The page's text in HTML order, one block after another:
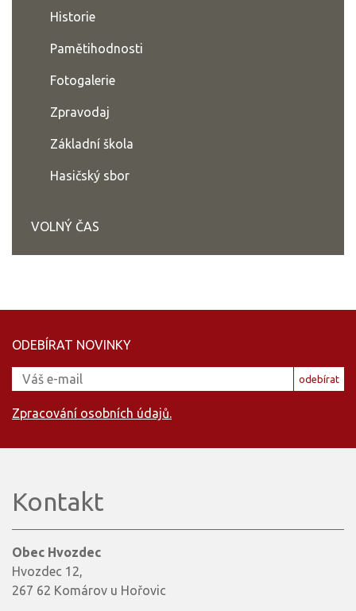
Historie
Pamětihodnosti
Fotogalerie
Zpravodaj
Základní škola
Hasičský sbor
VOLNÝ ČAS
ODEBÍRAT NOVINKY
odebírat
Zpracování osobních údajů.
Kontakt
Obec Hvozdec
Hvozdec 12,
267 62 Komárov u Hořovic